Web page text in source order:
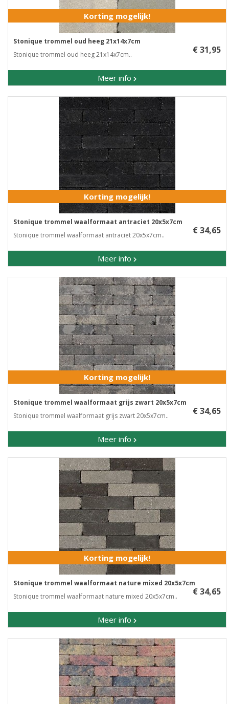
Korting mogelijk!
Stonique trommel oud heeg 21x14x7cm
Stonique trommel oud heeg 21x14x7cm..
Meer info
€ 31,95
Korting mogelijk!
Stonique trommel waalformaat antraciet 20x5x7cm
Stonique trommel waalformaat antraciet 20x5x7cm..
Meer info
€ 34,65
Korting mogelijk!
Stonique trommel waalformaat grijs zwart 20x5x7cm
Stonique trommel waalformaat grijs zwart 20x5x7cm..
Meer info
€ 34,65
Korting mogelijk!
Stonique trommel waalformaat nature mixed 20x5x7cm
Stonique trommel waalformaat nature mixed 20x5x7cm..
Meer info
€ 34,65